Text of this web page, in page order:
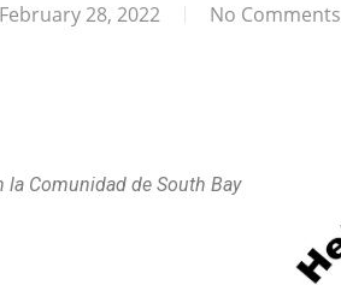
February 28, 2022 No Comments
la Comunidad de South Bay